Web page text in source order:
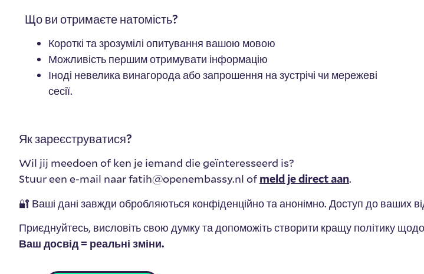
Що ви отримаєте натомість?
Короткі та зрозумілі опитування вашою мовою
Можливість першим отримувати інформацію
Іноді невелика винагорода або запрошення на зустрічі чи мережеві
сесії.
Як зареєструватися?
Wil jij meedoen of ken je iemand die geïnteresseerd is?
Stuur een e-mail naar fatih@openembassy.nl of meld je direct aan.
🔐 Ваші дані завжди обробляються конфіденційно та анонімно. Доступ до
Приєднуйтесь, висловіть свою думку та допоможіть створити кращу політику
Ваш досвід = реальні зміни.